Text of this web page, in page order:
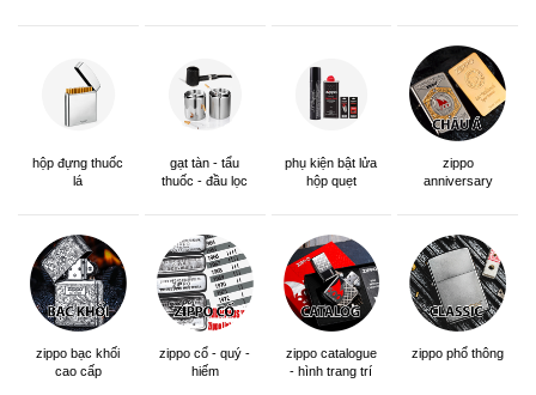
hộp đựng thuốc
lá
gạt tàn - tẩu
thuốc - đầu lọc
phụ kiện bật lửa
hộp quẹt
zippo
anniversary
zippo bạc khối
cao cấp
zippo cổ - quý -
hiếm
zippo catalogue
- hình trang trí
zippo phổ thông